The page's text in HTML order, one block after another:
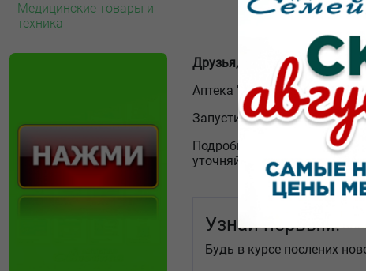
Медицинские товары и
техника
Друзья, всем здравствуйте!
Аптека "Семейная" и аптека
Запустили крутую акцию с
Подробности об
уточняйте в аптеках
Узнай первым!
Будь в курсе послених